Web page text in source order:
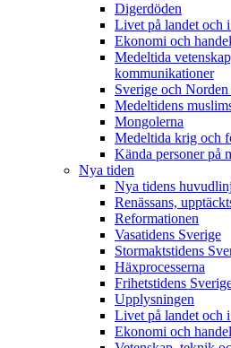
Digerdöden
Livet på landet och
Ekonomi och
Medeltida
kommunikationer
Sverige och
Medeltidens
Mongolerna
Medeltida krig och
Kända personer på
Nya tiden
Nya tidens
Renässans,
Reformationen
Vasatidens Sverige
Stormaktstidens
Häxprocesserna
Frihetstidens
Upplysningen
Livet på landet och
Ekonomi och